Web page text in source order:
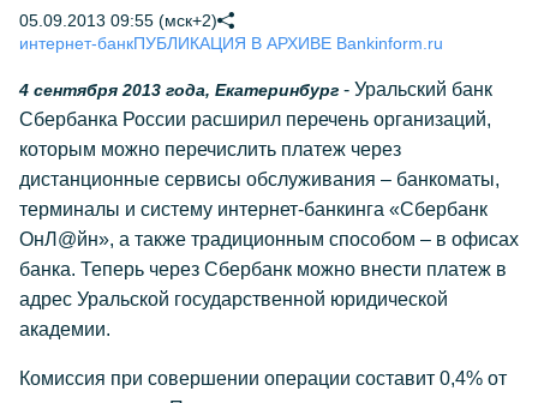
05.09.2013 09:55 (мск+2)
интернет-банкПУБЛИКАЦИЯ В АРХИВЕ Bankinform.ru
4 сентября 2013 года, Екатеринбург - Уральский банк
Сбербанка России расширил перечень организаций,
которым можно перечислить платеж через
дистанционные сервисы обслуживания – банкоматы,
терминалы и систему интернет-банкинга «Сбербанк
ОнЛ@йн», а также традиционным способом – в офисах
банка. Теперь через Сбербанк можно внести платеж в
адрес Уральской государственной юридической
академии.
Комиссия при совершении операции составит 0,4% от